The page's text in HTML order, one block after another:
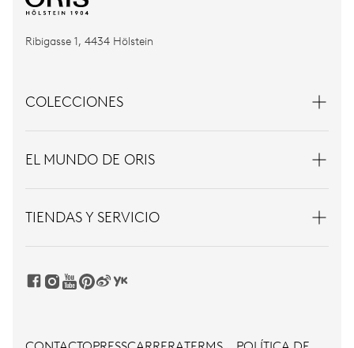
Ribigasse 1, 4434 Hölstein
COLECCIONES
EL MUNDO DE ORIS
TIENDAS Y SERVICIO